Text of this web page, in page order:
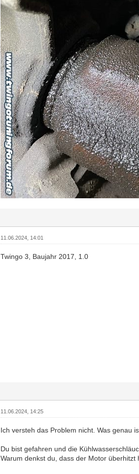
11.06.2024, 14:01
Twingo 3, Baujahr 2017, 1.0
11.06.2024, 14:25
Ich versteh das Problem nicht. Was genau
Du bist gefahren und die
Warum denkst du, dass der Motor überhitzt